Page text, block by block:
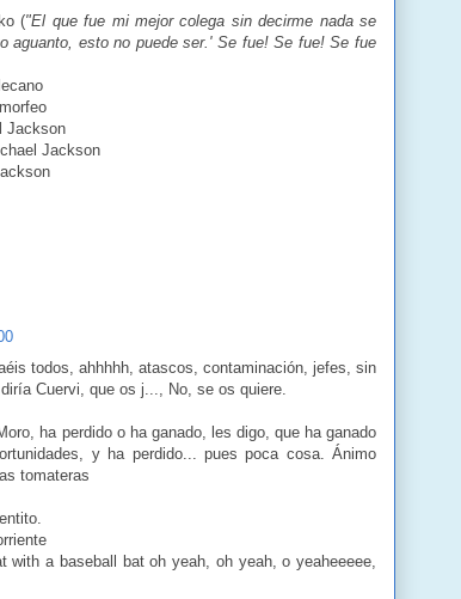
("El que fue mi mejor colega sin decirme nada se
aguanto, esto no puede ser.' Se fue! Se fue! Se fue
Jackson
Jackson
todos, ahhhhh, atascos, contaminación, jefes, sin
Cuervi, que os j..., No, se os quiere.
ha perdido o ha ganado, les digo, que ha ganado
y ha perdido... pues poca cosa. Ánimo
tomateras
with a baseball bat oh yeah, oh yeah, o yeaheeeee,